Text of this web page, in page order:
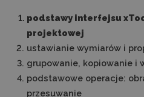
podstawy interfejsu
projektowej
ustawianie wymiarów i
grupowanie, kopiowanie i
podstawowe operacje:
przesuwanie